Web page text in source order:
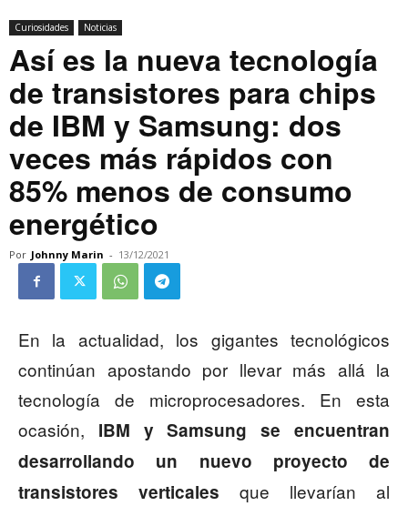
Curiosidades Noticias
Así es la nueva tecnología
de transistores para chips
de IBM y Samsung: dos
veces más rápidos con
85% menos de consumo
energético
Por Johnny Marin - 13/12/2021
En la actualidad, los gigantes tecnológicos
continúan apostando por llevar más allá la
tecnología de microprocesadores. En esta
ocasión, IBM y Samsung se encuentran
desarrollando un nuevo proyecto de
transistores verticales que llevarían al